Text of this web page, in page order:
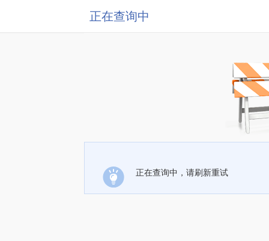
正在查询中
正在查询中，请刷新重试